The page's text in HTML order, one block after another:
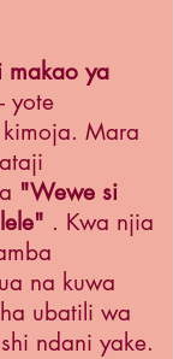
makao ya
- yote
Mara
"Wewe si
. Kwa njia
na kuwa
ubatili wa
ndani yake.